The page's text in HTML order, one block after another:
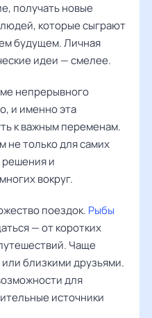
получать новые
которые сыграют
будущем. Личная
идеи — смелее.
непрерывного
и именно эта
к важным переменам.
не только для самих
решения и
вокруг.
поездок. Рыбы
— от коротких
Чаще
близкими друзьями.
для
источники